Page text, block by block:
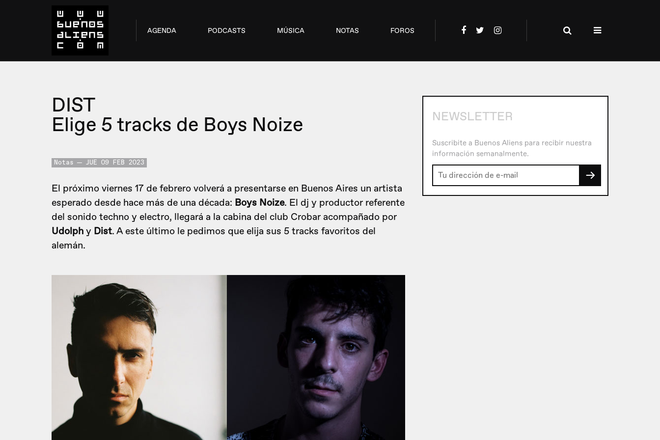
AGENDA PODCASTS MÚSICA NOTAS FOROS
DIST
Elige 5 tracks de Boys Noize
Notas JUE 09 FEB 2023
El próximo viernes 17 de febrero volverá a presentarse en Buenos Aires un artista
esperado desde hace más de una década: Boys Noize. El dj y productor referente
del sonido techno y electro, llegará a la cabina del club Crobar acompañado por
Udolph y Dist. A este último le pedimos que elija sus 5 tracks favoritos del
alemán.
NEWSLETTER
Suscribite a Buenos Aliens para recibir nuestra
información semanalmente.
→